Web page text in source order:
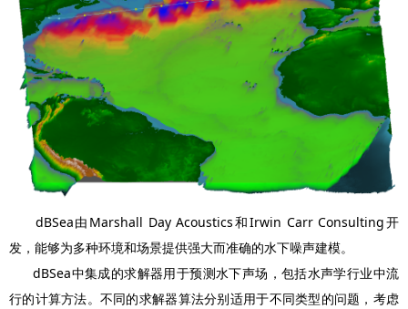
dBSea由Marshall Day Acoustics和Irwin Carr Consulting开
发，能够为多种环境和场景提供强大而准确的水下噪声建模。
dBSea中集成的求解器用于预测水下声场，包括水声学行业中流
行的计算方法。不同的求解器算法分别适用于不同类型的问题，考虑